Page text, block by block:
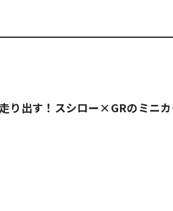
り出す！スシロー×GRのミニ